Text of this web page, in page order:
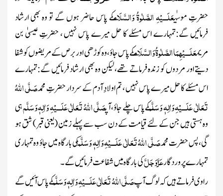
حضرتِ موسیٰعَلَـــیْہِ الصَّلٰوۃُ وَالسَّلَامکے پاس حاضر ہوں گے تو وہ بھی ارشاد
فرمائیں گے:تمہارے اس مسئلے کا حل میرے پاس نہیں ، حضرتِ عیسیٰ بن
مریمعَلَـــیْہِمَا الصَّلٰوۃُ وَالسَّلَامکے پاس جاؤ،وہ کوڑھی اور برص کے مریضوں کو شفا
دیتے اور مردوں کو زندہ فرماتے تھے، لیکن وہ بھی ارشاد فرمائیں گے:تمہارے
اس مسئلے کا حل میرے پاس نہیں ، تم اولادِ آدم کے سردار حضرتِ محمدصَلَّی اللہُ
تَعَالٰی عَلَـــیْہِ وَاٰلِہٖ وَسَلَّمکے پاس چلے جاؤ، آپصَلَّی اللہُ تَعَالٰی عَلَـــیْہِ وَاٰلِہٖ وَسَلَّمہی
وہ ہستی ہیں جن کے لئے قیامت کے دن سب سے پہلے زمین(یعنی قبر)شق ہو
گی، پس حضرت محمدصَلَّی اللہُ تَعَالٰی عَلَـــیْہِ وَاٰلِہٖ وَسَلَّمکی بارگاہ میں جاؤ وہ تمہاری
تمہارے پروردگارعَزَّوَجَلَّکی بارگاہ میں شفاعت فرمائیں گے۔
راوی فرماتے ہیں کہ لوگ آپصَلَّی اللہُ تَعَالٰی عَلَـــیْہِ وَاٰلِہٖ وَسَلَّمکے پاس آئیں گے